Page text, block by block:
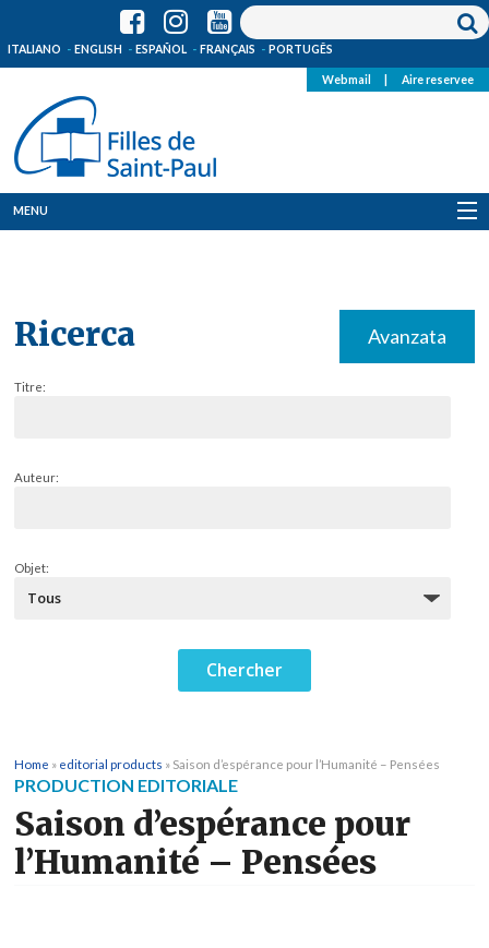
ITALIANO ENGLISH ESPAÑOL FRANÇAIS PORTUGÊS
Webmail Aire reservee
MENU
Ricerca Avanzata
Titre:
Auteur:
Objet:
Home » editorial products » Saison d’espérance pour l’Humanité – Pensées
PRODUCTION EDITORIALE
Saison d’espérance pour
l’Humanité – Pensées